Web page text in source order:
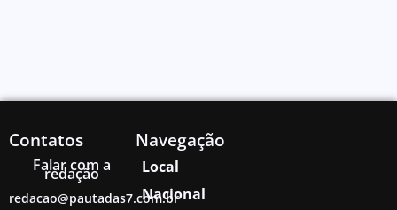
Contatos
Falar com a
redação
redacao@pautadas7.com.br
Navegação
Local
Nacional